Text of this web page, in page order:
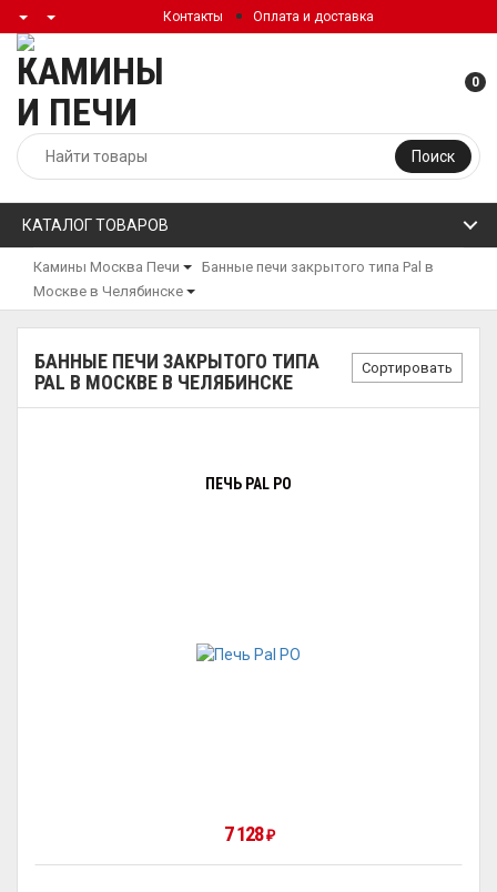
Контакты Оплата и доставка
Поиск
0
КАТАЛОГ ТОВАРОВ
Камины Москва Печи
Банные печи закрытого типа Pal в
Москве в Челябинске
БАННЫЕ ПЕЧИ ЗАКРЫТОГО ТИПА
PAL В МОСКВЕ В ЧЕЛЯБИНСКЕ
Сортировать
ПЕЧЬ PAL PO
7 128₽